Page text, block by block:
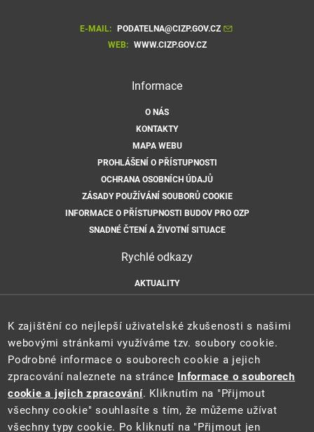
E-MAIL: PODATELNA@CIZP.GOV.CZ
WEB: WWW.CIZP.GOV.CZ
Informace
O NÁS
KONTAKTY
MAPA WEBU
PROHLÁŠENÍ O PŘÍSTUPNOSTI
OCHRANA OSOBNÍCH ÚDAJŮ
ZÁSADY POUŽÍVÁNÍ SOUBORŮ COOKIE
INFORMACE O PŘÍSTUPNOSTI BUDOV PRO OZP
SNADNÉ ČTENÍ A ŽIVOTNÍ SITUACE
Rychlé odkazy
AKTUALITY
K zajištění co nejlepší uživatelské zkušenosti s našimi
webovými stránkami využíváme tzv. soubory cookie.
Podrobné informace o souborech cookie a jejich
zpracování naleznete na stránce Informace o souborech
cookie a jejich zpracování. Kliknutím na "Přijmout
všechny cookie" souhlasíte s tím, že můžeme užívat
všechny typy cookie. Po kliknutí na "Přijmout jen